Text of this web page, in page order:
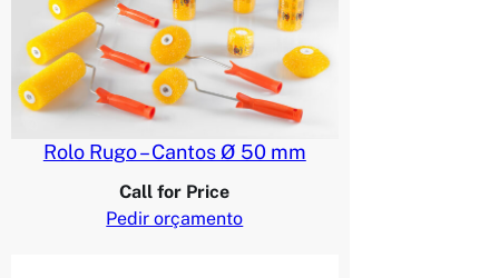
Rolo Rugo – Cantos Ø 50 mm
Call for Price
Pedir orçamento